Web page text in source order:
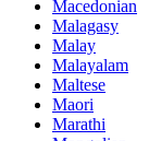
Macedonian
Malagasy
Malay
Malayalam
Maltese
Maori
Marathi